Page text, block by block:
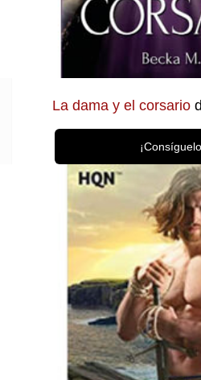
La dama y el corsario